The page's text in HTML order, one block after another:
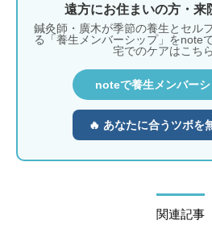
遠方にお住まいの方・来
鍼灸師・廣木が季節の養生とセル
る「養生メンバーシップ」をnote
宅でのケアはこち
noteで養生メンバー
🔥 あなたに合うツボを
関連記事